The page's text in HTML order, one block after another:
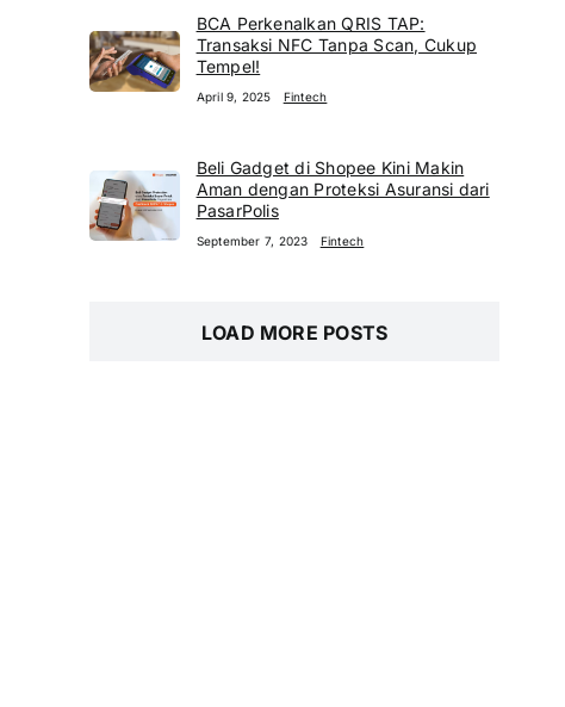
BCA Perkenalkan QRIS TAP:
Transaksi NFC Tanpa Scan, Cukup
Tempel!
April 9, 2025 Fintech
Beli Gadget di Shopee Kini Makin
Aman dengan Proteksi Asuransi dari
PasarPolis
September 7, 2023 Fintech
LOAD MORE POSTS